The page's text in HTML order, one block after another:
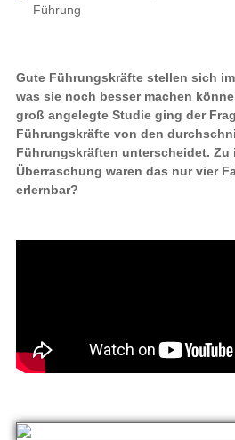
Führung
Gute Führungskräfte stellen sich
was sie noch besser machen
groß angelegte Studie ging der
Führungskräfte von den
Führungskräften unterscheidet. Zu
Überraschung waren das nur vier
erlernbar?